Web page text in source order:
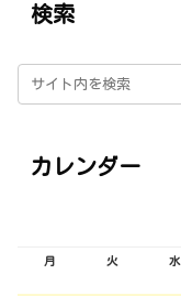
検索
カレンダー
月 火 水